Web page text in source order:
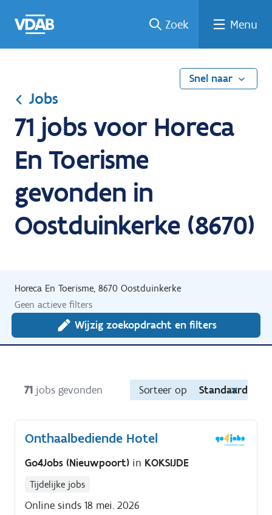
naar
een
een
job
naar
Zoek Menu
Snel naar
Jobs
71 jobs voor Horeca
En Toerisme
gevonden in
Oostduinkerke (8670)
Horeca En Toerisme, 8670 Oostduinkerke
Geen actieve filters
Wijzig zoekopdracht en filters
71 jobs gevonden Sorteer op Standaard
Onthaalbediende Hotel
Go4Jobs (Nieuwpoort) in KOKSIJDE
Tijdelijke jobs
Online sinds 18 mei. 2026